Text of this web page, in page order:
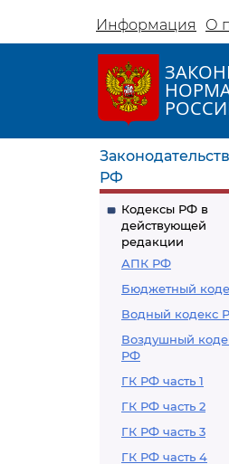
Информация О
РФ
Кодексы РФ в
действующей
редакции
АПК РФ
Бюджетный
Водный кодекс
Воздушный
РФ
ГК РФ часть 1
ГК РФ часть 2
ГК РФ часть 3
ГК РФ часть 4